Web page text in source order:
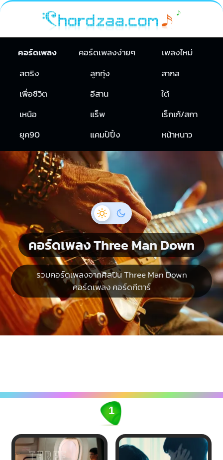
คอร์ดเพลง คอร์ดเพลงง่ายๆ
เพลงใหม่
สตริง
ลูกทุ่ง
สากล
เพื่อชีวิต
อีสาน
ใต้
เหนือ
แร็พ
เร็กเก้/สกา
ยุค90
แคมป์ปิ้ง หน้าหนาว
คอร์ดเพลง Three Man Down
รวมคอร์ดเพลงจากศิลปิน Three Man Down
คอร์ดเพลง คอร์ดกีตาร์
1